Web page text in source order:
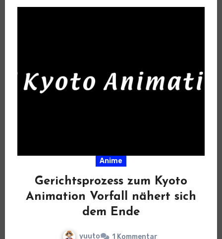
Anime
Gerichtsprozess zum Kyoto
Animation Vorfall nähert sich
dem Ende
yuuto 1 Kommentar